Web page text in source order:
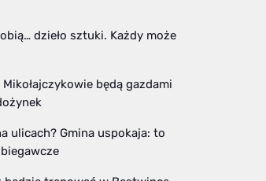
dzieło sztuki. Każdy może
będą gazdami
ulicach? Gmina uspokaja: to